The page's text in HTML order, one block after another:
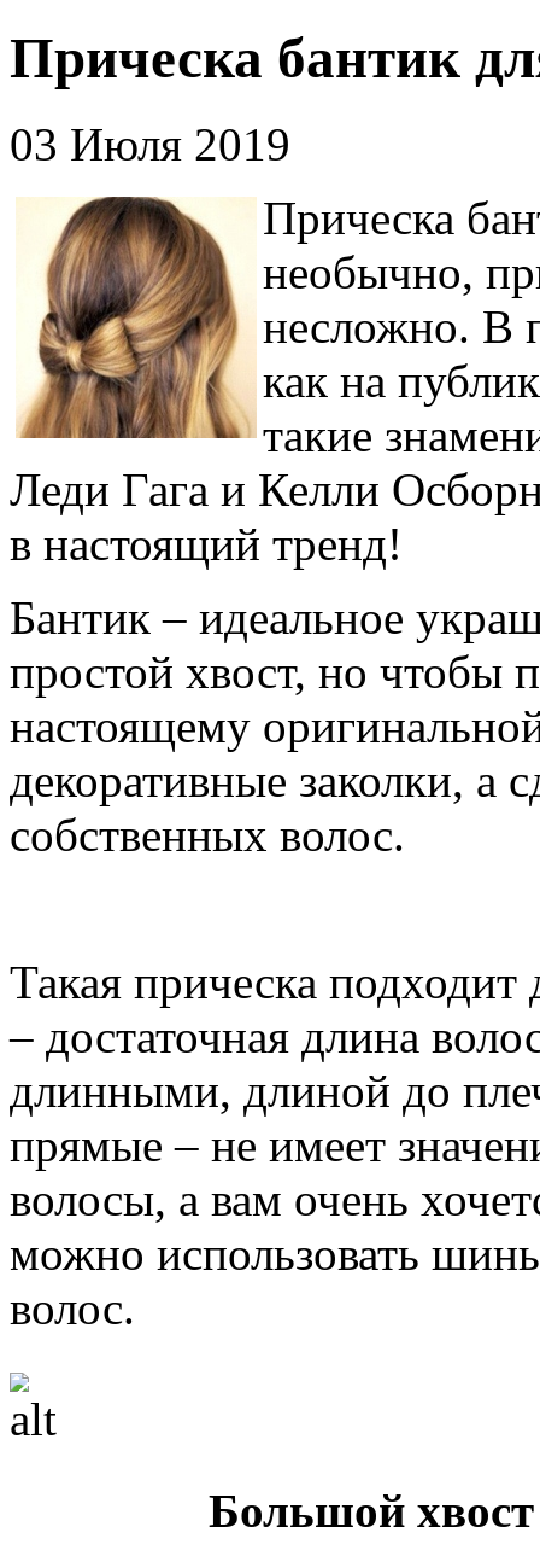
Прическа бантик
03 Июля 2019
Прическа
необычно,
несложно. В
как на
такие
Леди Гага и Келли
в настоящий тренд!
Бантик – идеальное
простой хвост, но чтобы
настоящему
декоративные заколки, а
собственных волос.
Такая прическа подходит
– достаточная длина
длинными, длиной до
прямые – не имеет
волосы, а вам очень
можно использовать
волос.
Большой хвост